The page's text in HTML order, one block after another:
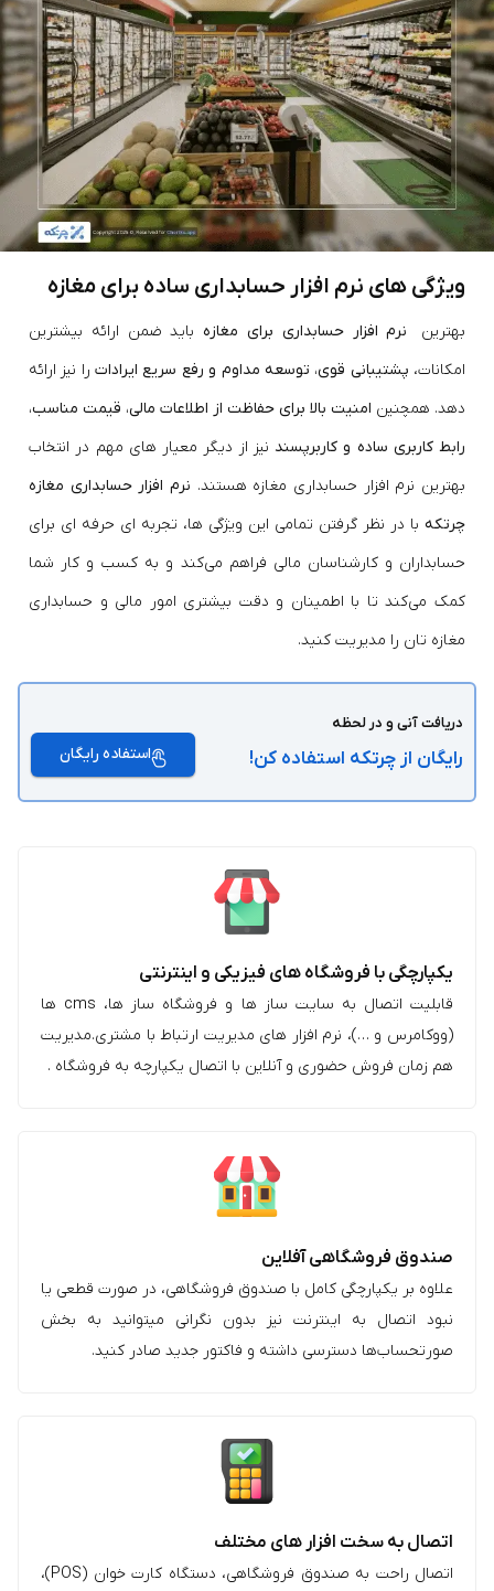
ویژگی های نرم افزار حسابداری ساده برای مغازه
بهترین نرم افزار حسابداری برای مغازه باید ضمن ارائه بیشترین
امکانات، پشتیبانی قوی، توسعه مداوم و رفع سریع ایراداترا نیز ارائه
دهد. همچنین امنیت بالا برای حفاظت از اطلاعات مالی، قیمت مناسب،
رابط کاربری ساده و کاربرپسند نیز از دیگر معیار های مهم در انتخاب
بهترین نرم افزار حسابداری مغازه هستند. نرم‌ افزار حسابداری مغازه
چرتکه با در نظر گرفتن تمامی این ویژگی‌ ها، تجربه‌ ای حرفه‌ ای برای
حسابداران و کارشناسان مالی فراهم می‌کند و به کسب‌ و کار شما
کمک می‌کند تا با اطمینان و دقت بیشتری امور مالی و حسابداری
مغازه‌ تان را مدیریت کنید.
دریافت آنی و در لحظه
رایگان از چرتکه استفاده کن! استفاده رایگان
یکپارچگی با فروشگاه های فیزیکی و اینترنتی
قابلیت اتصال به سایت ساز ها و فروشگاه ساز ها، cms ها
(ووکامرس و …)، نرم افزار های مدیریت ارتباط با مشتری.مدیریت
هم‌ زمان فروش حضوری و آنلاین با اتصال یکپارچه به فروشگاه .
صندوق فروشگاهی آفلاین
علاوه بر یکپارچگی کامل با صندوق فروشگاهی، در صورت قطعی یا
نبود اتصال به اینترنت نیز بدون نگرانی میتوانید به بخش
صورتحساب‌ها دسترسی داشته و فاکتور جدید صادر کنید.
اتصال به سخت افزار های مختلف
اتصال راحت به صندوق فروشگاهی، دستگاه کارت خوان (POS)،